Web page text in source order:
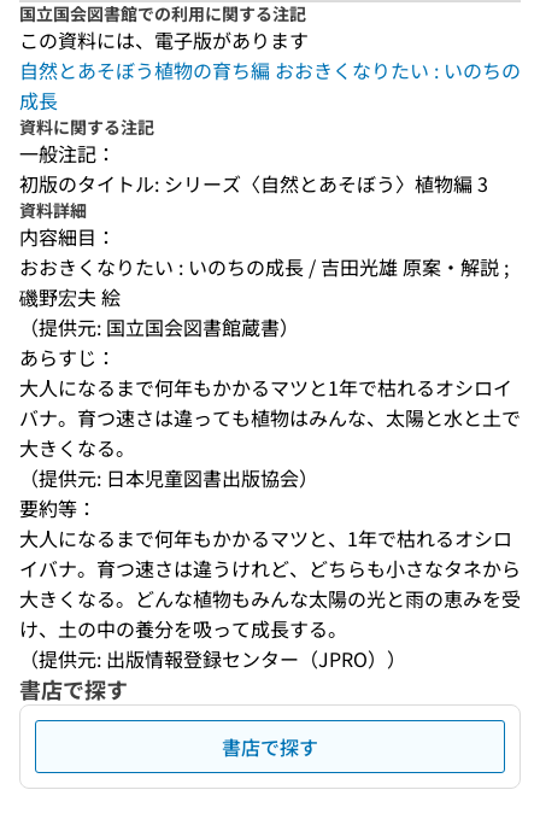
国立国会図書館での利用に関する注記
この資料には、電子版があります
自然とあそぼう植物の育ち編 おおきくなりたい : いのちの
成長
資料に関する注記
一般注記：
初版のタイトル: シリーズ〈自然とあそぼう〉植物編 3
資料詳細
内容細目：
おおきくなりたい : いのちの成長 / 吉田光雄 原案・解説 ;
磯野宏夫 絵
（提供元: 国立国会図書館蔵書）
あらすじ：
大人になるまで何年もかかるマツと1年で枯れるオシロイ
バナ。育つ速さは違っても植物はみんな、太陽と水と土で
大きくなる。
（提供元: 日本児童図書出版協会）
要約等：
大人になるまで何年もかかるマツと、1年で枯れるオシロ
イバナ。育つ速さは違うけれど、どちらも小さなタネから
大きくなる。どんな植物もみんな太陽の光と雨の恵みを受
け、土の中の養分を吸って成長する。
（提供元: 出版情報登録センター（JPRO））
書店で探す
書店で探す